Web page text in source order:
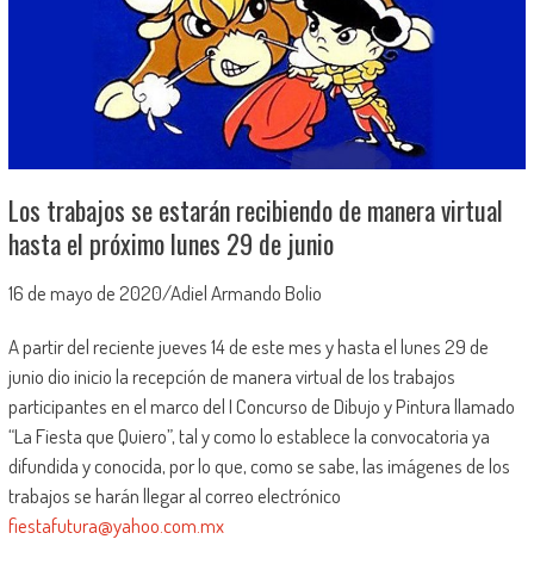
Los trabajos se estarán recibiendo de manera virtual
hasta el próximo lunes 29 de junio
16 de mayo de 2020/Adiel Armando Bolio
A partir del reciente jueves 14 de este mes y hasta el lunes 29 de
junio dio inicio la recepción de manera virtual de los trabajos
participantes en el marco del I Concurso de Dibujo y Pintura llamado
“La Fiesta que Quiero”, tal y como lo establece la convocatoria ya
difundida y conocida, por lo que, como se sabe, las imágenes de los
trabajos se harán llegar al correo electrónico
fiestafutura@yahoo.com.mx